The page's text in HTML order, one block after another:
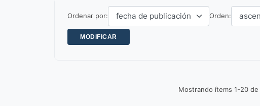
Ordenar por: Orden:
Mostrando ítems 1-20